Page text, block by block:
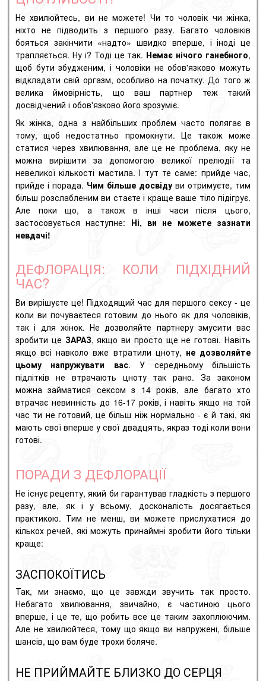
Не хвилюйтесь, ви не можете! Чи то чоловік чи жінка,
ніхто не підводить з першого разу. Багато чоловіків
бояться закінчити «надто» швидко вперше, і іноді це
трапляється. Ну і? Тоді це так. Немає нічого ганебного,
щоб бути збудженим, і чоловіки не обов'язково можуть
відкладати свій оргазм, особливо на початку. До того ж
велика ймовірність, що ваш партнер теж такий
досвідчений і обов'язково його зрозуміє.
Як жінка, одна з найбільших проблем часто полягає в
тому, щоб недостатньо промокнути. Це також може
статися через хвилювання, але це не проблема, яку не
можна вирішити за допомогою великої прелюдії та
невеликої кількості мастила. І тут те саме: прийде час,
прийде і порада. Чим більше досвіду ви отримуєте, тим
більш розслабленим ви стаєте і краще ваше тіло підігрує.
Але поки що, а також в інші часи після цього,
застосовується наступне: Ні, ви не можете зазнати
невдачі!
ДЕФЛОРАЦІЯ: КОЛИ ПІДХІДНИЙ
ЧАС?
Ви вирішуєте це! Підходящий час для першого сексу - це
коли ви почуваєтеся готовим до нього як для чоловіків,
так і для жінок. Не дозволяйте партнеру змусити вас
зробити це ЗАРАЗ, якщо ви просто ще не готові. Навіть
якщо всі навколо вже втратили цноту, не дозволяйте
цьому напружувати вас. У середньому більшість
підлітків не втрачають цноту так рано. За законом
можна займатися сексом з 14 років, але багато хто
втрачає невинність до 16-17 років, і навіть якщо на той
час ти не готовий, це більш ніж нормально - є й такі, які
мають свої вперше у свої двадцять, якраз тоді коли вони
готові.
ПОРАДИ З ДЕФЛОРАЦІЇ
Не існує рецепту, який би гарантував гладкість з першого
разу, але, як і у всьому, досконалість досягається
практикою. Тим не менш, ви можете прислухатися до
кількох речей, які можуть принаймні зробити його тільки
краще:
ЗАСПОКОЇТИСЬ
Так, ми знаємо, що це завжди звучить так просто.
Небагато хвилювання, звичайно, є частиною цього
вперше, і це те, що робить все це таким захоплюючим.
Але не хвилюйтеся, тому що якщо ви напружені, більше
шансів, що вам буде трохи боляче.
НЕ ПРИЙМАЙТЕ БЛИЗКО ДО СЕРЦЯ